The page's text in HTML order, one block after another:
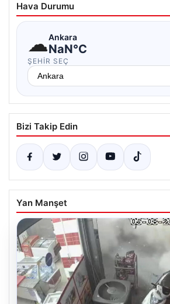
Hava Durumu
☁Ankara
NaN°C
ŞEHIR SEÇ
Bizi Takip Edin
Yan Manşet